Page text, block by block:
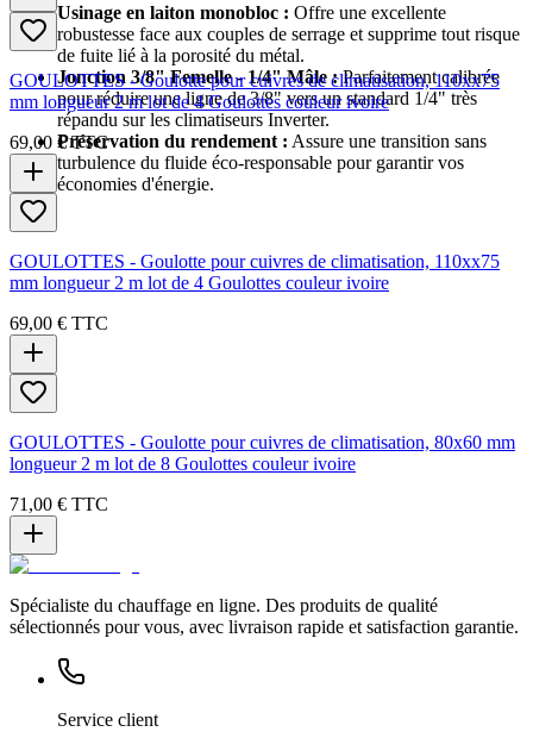
Usinage en laiton monobloc : Offre une excellente
robustesse face aux couples de serrage et supprime tout risque
de fuite lié à la porosité du métal.
Jonction 3/8" Femelle - 1/4" Mâle :Parfaitement calibrée
pour réduire une ligne de 3/8" vers un standard 1/4" très
répandu sur les climatiseurs Inverter.
Préservation du rendement : Assure une transition sans
turbulence du fluide éco-responsable pour garantir vos
économies d'énergie.
GOULOTTES - Goulotte pour cuivres de climatisation, 110xx75
mm longueur 2 m lot de 4 Goulottes couleur ivoire
69,00 € TTC
GOULOTTES - Goulotte pour cuivres de climatisation, 110xx75
mm longueur 2 m lot de 4 Goulottes couleur ivoire
69,00 € TTC
GOULOTTES - Goulotte pour cuivres de climatisation, 80x60 mm
longueur 2 m lot de 8 Goulottes couleur ivoire
71,00 € TTC
Spécialiste du chauffage en ligne. Des produits de qualité
sélectionnés pour vous, avec livraison rapide et satisfaction garantie.
Service client